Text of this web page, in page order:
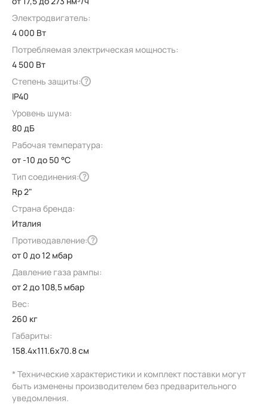
Электродвигатель:
4 000 Вт
Потребляемая электрическая мощность:
4 500 Вт
Степень защиты: ?
IP40
Уровень шума:
80 дБ
Рабочая температура:
от -10 до 50 °C
Тип соединения: ?
Rp 2"
Страна бренда:
Италия
Противодавление: ?
от 0 до 12 мбар
Давление газа рампы:
от 2 до 108,5 мбар
Вес:
260 кг
Габариты:
158.4x111.6x70.8 см
* Технические характеристики и комплект поставки могут
быть изменены производителем без предварительного
уведомления.